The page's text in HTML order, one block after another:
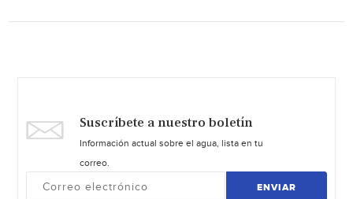
Suscríbete a nuestro boletín
Información actual sobre el agua, lista en tu
correo.
ENVIAR